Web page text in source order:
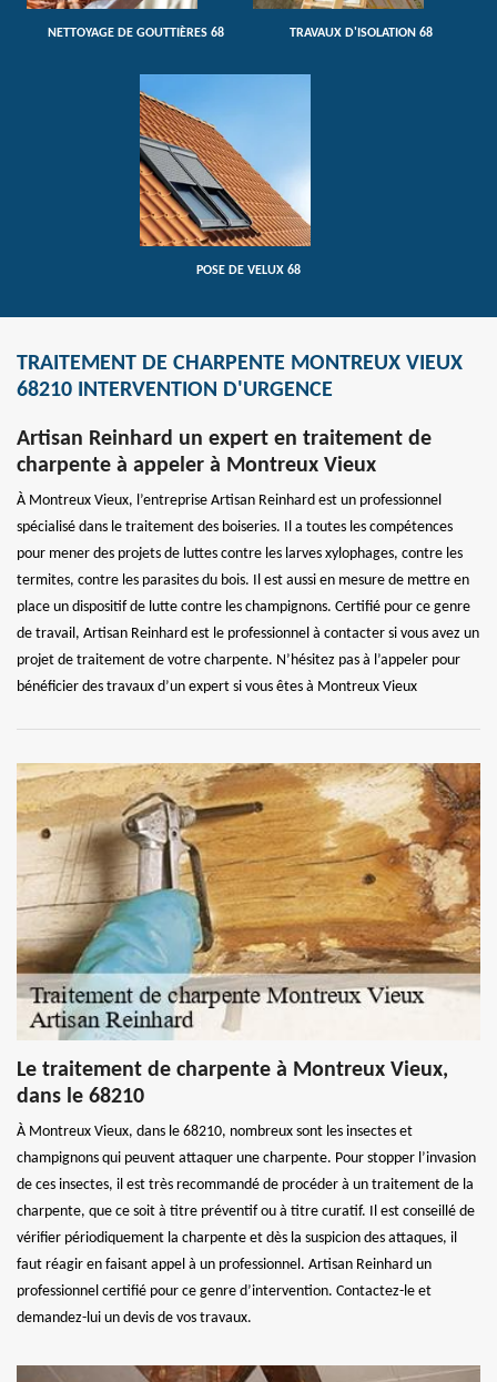
NETTOYAGE DE GOUTTIÈRES 68 TRAVAUX D'ISOLATION 68
POSE DE VELUX 68
TRAITEMENT DE CHARPENTE MONTREUX VIEUX
68210 INTERVENTION D'URGENCE
Artisan Reinhard un expert en traitement de
charpente à appeler à Montreux Vieux
À Montreux Vieux, l’entreprise Artisan Reinhard est un professionnel
spécialisé dans le traitement des boiseries. Il a toutes les compétences
pour mener des projets de luttes contre les larves xylophages, contre les
termites, contre les parasites du bois. Il est aussi en mesure de mettre en
place un dispositif de lutte contre les champignons. Certifié pour ce genre
de travail, Artisan Reinhard est le professionnel à contacter si vous avez un
projet de traitement de votre charpente. N’hésitez pas à l’appeler pour
bénéficier des travaux d’un expert si vous êtes à Montreux Vieux
Le traitement de charpente à Montreux Vieux,
dans le 68210
À Montreux Vieux, dans le 68210, nombreux sont les insectes et
champignons qui peuvent attaquer une charpente. Pour stopper l’invasion
de ces insectes, il est très recommandé de procéder à un traitement de la
charpente, que ce soit à titre préventif ou à titre curatif. Il est conseillé de
vérifier périodiquement la charpente et dès la suspicion des attaques, il
faut réagir en faisant appel à un professionnel. Artisan Reinhard un
professionnel certifié pour ce genre d’intervention. Contactez-le et
demandez-lui un devis de vos travaux.